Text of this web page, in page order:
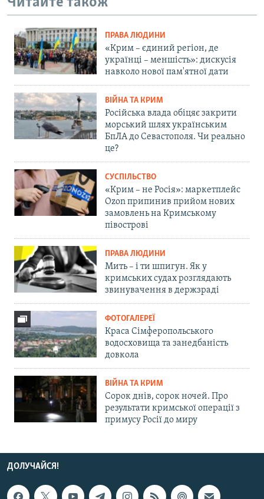
ПРАВА ЛЮДИНИ
«Крим – єдиний регіон, де
українці – меншість»: дискусія
навколо нової пам'ятної дати
ВІЙНА ТА КРИМ
Російська влада обіцяє закрити
морський шлях українським
БпЛА до Севастополя. Чи реально
це?
СУСПІЛЬСТВО
«Крим – не Росія»: маркетплейс
Ozon припинив прийом нових
замовлень на Кримському
півострові
ПРАВА ЛЮДИНИ
Мить – і ти шпигун. Як у
кримських судах розглядають
звинувачення в держзраді
ФОТОГАЛЕРЕЇ
Краса Сімферопольського
водосховища та занедбаність
довкола
ВІЙНА ТА КРИМ
Сорок днів, сорок ночей. Про
результати кримської операції з
примусу Росії до миру
ДОЛУЧАЙСЯ!